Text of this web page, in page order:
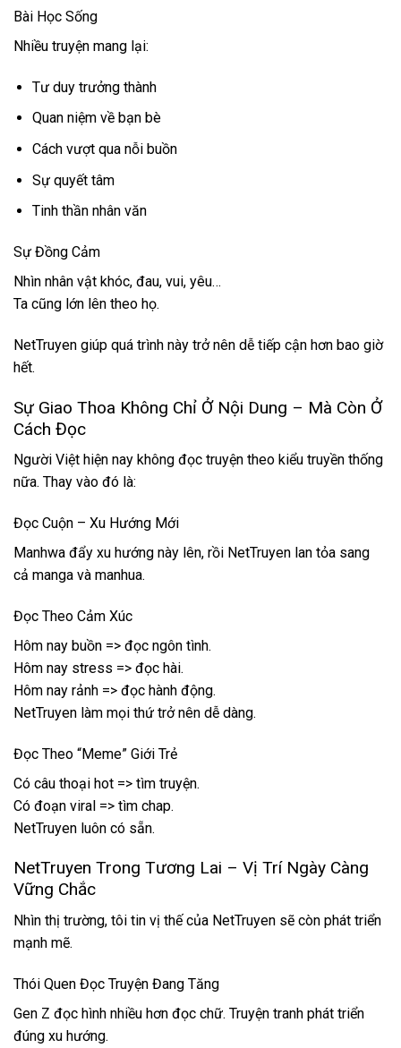
Bài Học Sống
Nhiều truyện mang lại:
Tư duy trưởng thành
Quan niệm về bạn bè
Cách vượt qua nỗi buồn
Sự quyết tâm
Tinh thần nhân văn
Sự Đồng Cảm
Nhìn nhân vật khóc, đau, vui, yêu…
Ta cũng lớn lên theo họ.
NetTruyen giúp quá trình này trở nên dễ tiếp cận hơn bao giờ
hết.
Sự Giao Thoa Không Chỉ Ở Nội Dung – Mà Còn Ở
Cách Đọc
Người Việt hiện nay không đọc truyện theo kiểu truyền thống
nữa. Thay vào đó là:
Đọc Cuộn – Xu Hướng Mới
Manhwa đẩy xu hướng này lên, rồi NetTruyen lan tỏa sang
cả manga và manhua.
Đọc Theo Cảm Xúc
Hôm nay buồn => đọc ngôn tình.
Hôm nay stress => đọc hài.
Hôm nay rảnh => đọc hành động.
NetTruyen làm mọi thứ trở nên dễ dàng.
Đọc Theo “Meme” Giới Trẻ
Có câu thoại hot => tìm truyện.
Có đoạn viral => tìm chap.
NetTruyen luôn có sẵn.
NetTruyen Trong Tương Lai – Vị Trí Ngày Càng
Vững Chắc
Nhìn thị trường, tôi tin vị thế của NetTruyen sẽ còn phát triển
mạnh mẽ.
Thói Quen Đọc Truyện Đang Tăng
Gen Z đọc hình nhiều hơn đọc chữ. Truyện tranh phát triển
đúng xu hướng.